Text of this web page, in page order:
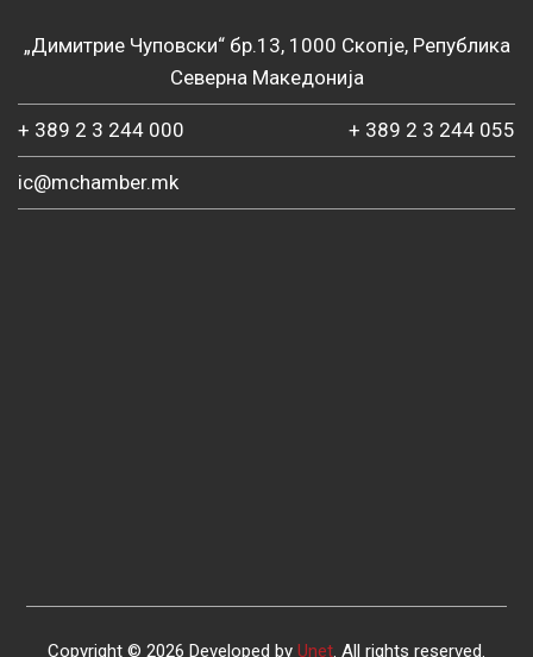
„Димитрие Чуповски“ бр.13, 1000 Скопје, Република
Северна Македонија
+ 389 2 3 244 000 + 389 2 3 244 055
ic@mchamber.mk
Copyright © 2026 Developed by Unet . All rights reserved.